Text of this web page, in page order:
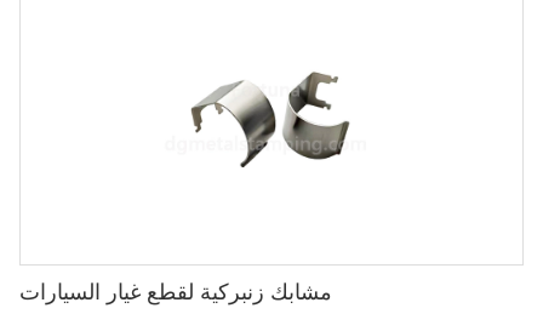
مشابك زنبركية لقطع غيار السيارات